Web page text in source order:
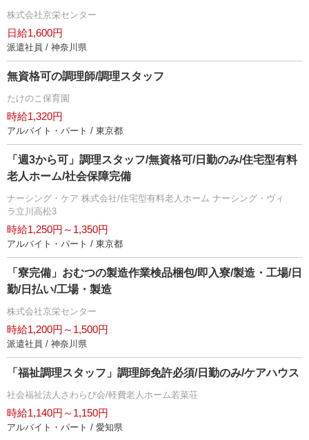
株式会社京栄センター
日給1,600円
派遣社員 / 神奈川県
無資格可の調理師/調理スタッフ
たけのこ保育園
時給1,320円
アルバイト・パート / 東京都
「週3から可」調理スタッフ/無資格可/日勤のみ/住宅型有料
老人ホーム/社会保障完備
ナーシング・ケア 株式会社/住宅型有料老人ホーム ナーシング・ヴィ
ラ立川高松3
時給1,250円～1,350円
アルバイト・パート / 東京都
「寮完備」おむつの製造作業検品梱包/即入寮/製造・工場/日
勤/日払い/工場・製造
株式会社京栄センター
時給1,200円～1,500円
派遣社員 / 神奈川県
「福祉調理スタッフ」調理師免許必須/日勤のみ/ケアハウス
社会福祉法人さわらび会/軽費老人ホーム若菜荘
時給1,140円～1,150円
アルバイト・パート / 愛知県